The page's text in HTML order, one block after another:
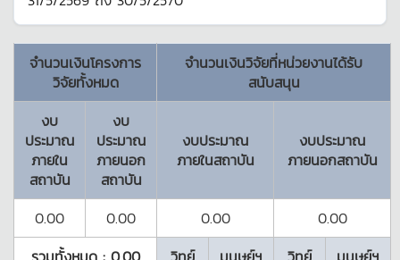
จำนวนเงินโครงการ
วิจัยทั้งหมด
จำนวนเงินวิจัยที่หน่วยงานได้รับ
สนับสนุน
งบ
ประมาณ
ภายใน
สถาบัน
งบ
ประมาณ
ภายนอก
สถาบัน
งบประมาณ
ภายในสถาบัน
งบประมาณ
ภายนอกสถาบัน
0.00 0.00 0.00
0.00